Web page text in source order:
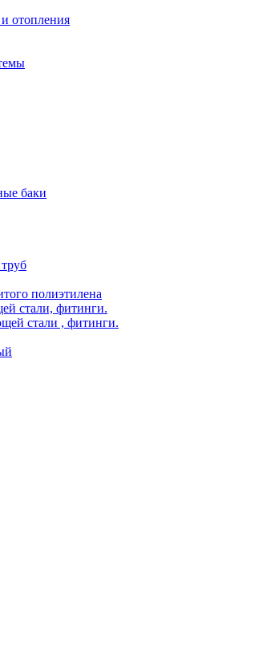
отопления
баки
полиэтилена
стали, фитинги.
стали , фитинги.